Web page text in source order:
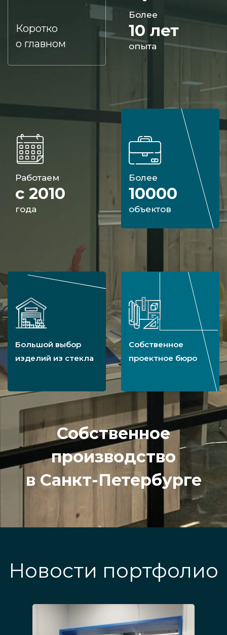
Коротко
о главном
Более
10 лет
опыта
Работаем
с 2010
года
Более
10000
объектов
Большой выбор
изделий из стекла
Собственное
проектное бюро
Собственное
производство
в Санкт-Петербурге
Новости портфолио